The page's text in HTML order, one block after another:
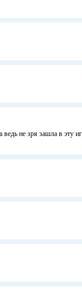
не зря зашла в эту